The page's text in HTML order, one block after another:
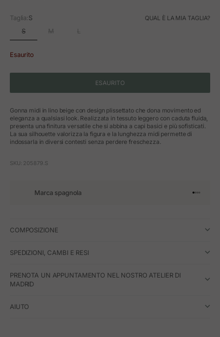
Taglia:S QUAL È LA MIA TAGLIA?
S M L
Esaurito
ESAURITO
Gonna midi in lino beige con design plissettato che dona movimento ed
eleganza a qualsiasi look. Realizzata in tessuto leggero con caduta fluida,
presenta una finitura versatile che si abbina a capi basici e più sofisticati.
La sua silhouette valorizza la figura e la lunghezza midi permette di
indossarla in diversi contesti senza perdere freschezza.
SKU: 205879.S
Marca spagnola Vai
Vai
Vai
Vai
COMPOSIZIONE
SPEDIZIONI, CAMBI E RESI
PRENOTA UN APPUNTAMENTO NEL NOSTRO ATELIER DI
MADRID
AIUTO